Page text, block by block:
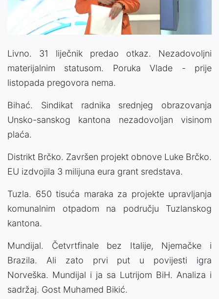
Video
Livno. 31 liječnik predao otkaz. Nezadovoljni
materijalnim statusom. Poruka Vlade - prije
listopada pregovora nema.
Bihać. Sindikat radnika srednjeg obrazovanja
Unsko-sanskog kantona nezadovoljan visinom
plaća.
Distrikt Brčko. Završen projekt obnove Luke Brčko.
EU izdvojila 3 milijuna eura grant sredstava.
Tuzla. 650 tisuća maraka za projekte upravljanja
komunalnim otpadom na području Tuzlanskog
kantona.
Mundijal. Četvrtfinale bez Italije, Njemačke i
Brazila. Ali zato prvi put u povijesti igra
Norveška. Mundijal i ja sa Lutrijom BiH. Analiza i
sadržaj. Gost Muhamed Bikić.